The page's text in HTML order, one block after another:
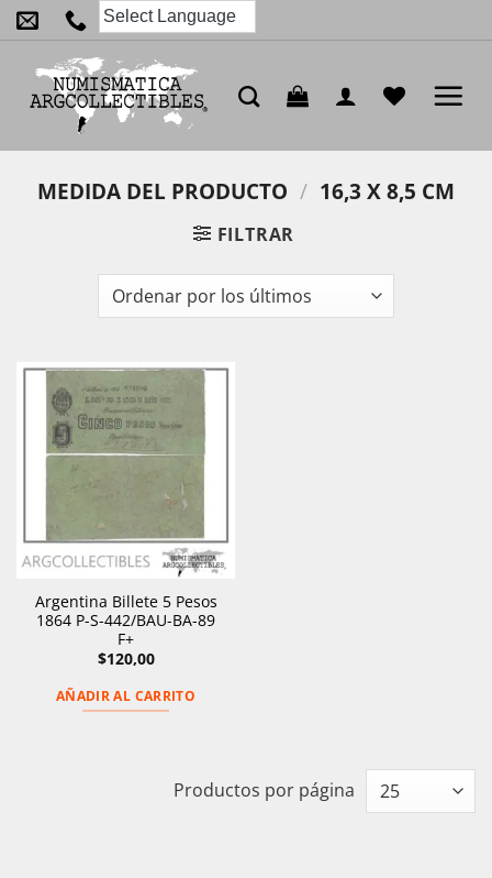
Saltar
al
contenido
MEDIDA DEL PRODUCTO / 16,3 X 8,5 CM
FILTRAR
Argentina Billete 5 Pesos
1864 P-S-442/BAU-BA-89
F+
$120,00
AÑADIR AL CARRITO
Productos por página